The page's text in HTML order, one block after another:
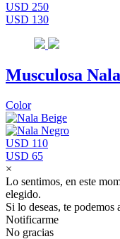
USD 250
USD 130
Musculosa Nala
Color
USD 110
USD 65
×
Lo sentimos, en este
elegido.
Si lo deseas, te
Notificarme
No gracias